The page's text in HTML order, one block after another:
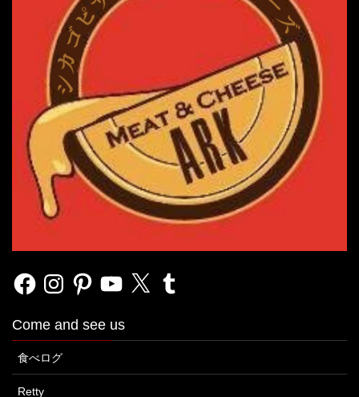
FacebookInstagramPinterestYouTube
X Tumblr
Come and see us
食べログ
Retty